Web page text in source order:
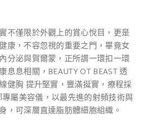
不僅限於外觀上的賞心悅目，更是
康，不容忽視的重要之門，畢竟女
分泌與賀爾蒙，正所謂一環扣一環
息息相關，BEAUTY OT BEAST 透
健胸 提升堅實，豐滿挻實，療程採
專屬美容儀，以最先進的射頻技術與
，可深層直達脂肪體細胞組織。